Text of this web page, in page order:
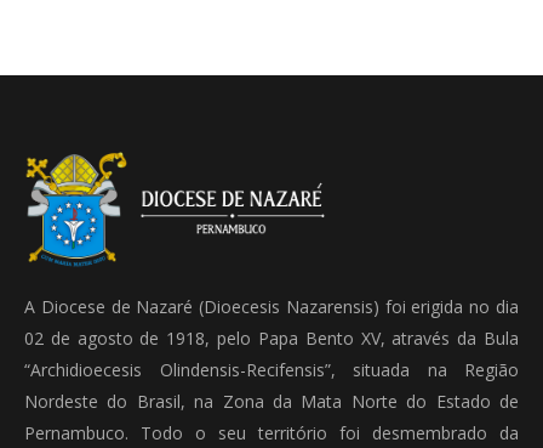
A Diocese de Nazaré (Dioecesis Nazarensis) foi erigida no dia
02 de agosto de 1918, pelo Papa Bento XV, através da Bula
“Archidioecesis Olindensis-Recifensis”, situada na Região
Nordeste do Brasil, na Zona da Mata Norte do Estado de
Pernambuco. Todo o seu território foi desmembrado da